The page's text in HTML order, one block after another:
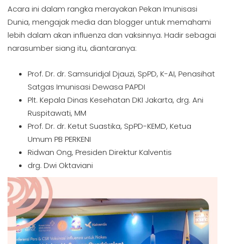
Acara ini dalam rangka merayakan Pekan Imunisasi
Dunia, mengajak media dan blogger untuk memahami
lebih dalam akan influenza dan vaksinnya. Hadir sebagai
narasumber siang itu, diantaranya:
Prof. Dr. dr. Samsuridjal Djauzi, SpPD, K-AI, Penasihat
Satgas Imunisasi Dewasa PAPDI
Plt. Kepala Dinas Kesehatan DKI Jakarta, drg. Ani
Ruspitawati, MM
Prof. Dr. dr. Ketut Suastika, SpPD-KEMD, Ketua
Umum PB PERKENI
Ridwan Ong, Presiden Direktur Kalventis
drg. Dwi Oktaviani